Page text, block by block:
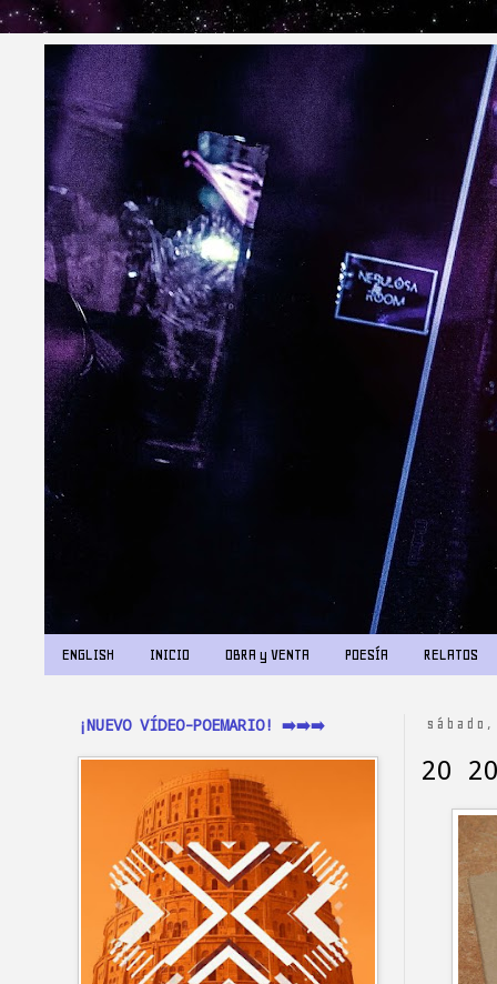
ENGLISH INICIO OBRA y VENTA POESÍA RELATOS
20 20
¡NUEVO VÍDEO-POEMARIO! ➡️➡️➡️